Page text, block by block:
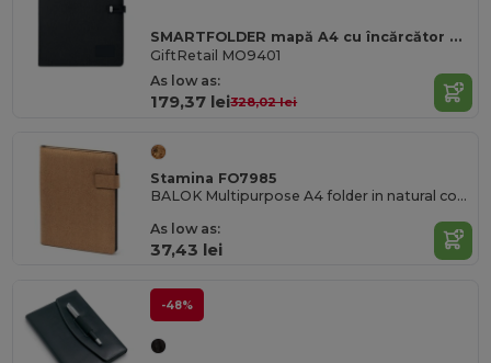
SMARTFOLDER mapă A4 cu încărcător wireless
GiftRetail MO9401
As low as:
179,37 lei328,02 lei
Stamina FO7985
BALOK Multipurpose A4 folder in natural cork with magnetic clasp
As low as:
37,43 lei
-48%